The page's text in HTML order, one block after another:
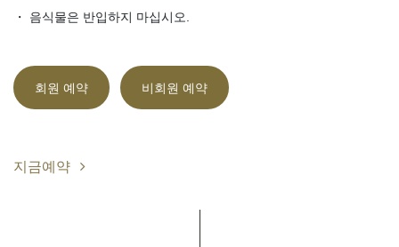
・ 음식물은 반입하지 마십시오.
회원 예약 비회원 예약
지금예약